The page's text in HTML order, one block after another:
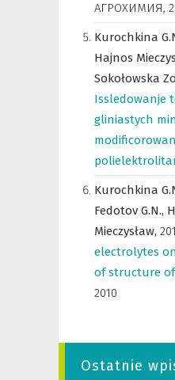
АГРОХИМИЯ,
Kurochkina
Hajnos
Sokołowska
Issledowanje
gliniastych
Kurochkina
Fedotov G.N.,
Mieczysław,
electrolytes
of structure
2010
Ostatnie